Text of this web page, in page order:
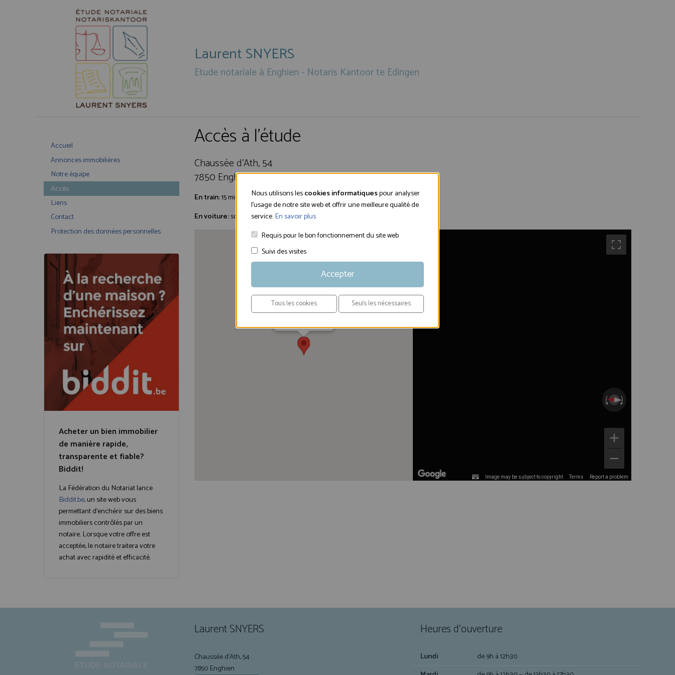
Laurent SNYERS
Etude notariale à Enghien - Notaris Kantoor te Edingen
Accueil
Annonces immobilières
Notre équipe
Accès
Liens
Contact
Protection des données personnelles
Acheter un bien immobilier
de manière rapide,
transparente et fiable?
Biddit!
La Fédération du Notariat lance
Biddit.be, un site web vous
permettant d'enchérir sur des biens
immobiliers contrôlés par un
notaire. Lorsque votre offre est
acceptée, le notaire traitera votre
achat avec rapidité et efficacité.
Accès à l'étude
Chaussée d'Ath, 54
7850 Enghien
En train:15 minutes à pied depuis la gare d’Enghien.
En voiture:sorties 26 et 27 sur la E429. Parking aisé devant l'Etude
Image may be subject to copyright Terms Report a problem
Laurent SNYERS
Chaussée d'Ath, 54
7850 Enghien
Heures d'ouverture
Lundi
de 9h à 12h30
Nous utilisons lescookies informatiquespour analyser
l'usage de notre site web et offrir une meilleure qualité de
service.En savoir plus
Requis pour le bon fonctionnement du site web
Suivi des visites
Accepter
Tous les cookies Seuls les nécessaires